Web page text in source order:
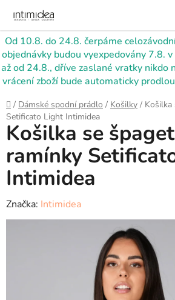
obsah
Od 10.8. do 24.8. čerpáme
objednávky budou vyexpedovány 7.8.
až od 24.8., dříve zaslané vratky nikdo
vrácení zboží bude automaticky
Domů
/ Dámské spodní prádlo / Košilky / Košilka
Setificato Light Intimidea
Košilka se
ramínky
Intimidea
Značka: Intimidea